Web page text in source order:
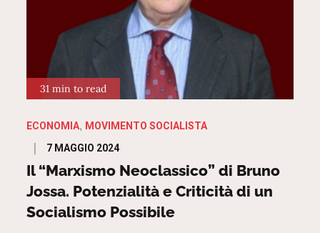
31 min to read
ECONOMIA MOVIMENTO SOCIALISTA
Posted
on
7 MAGGIO 2024
Il “Marxismo Neoclassico” di Bruno
Jossa. Potenzialità e Criticità di un
Socialismo Possibile